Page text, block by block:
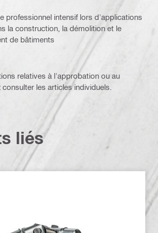
professionnel intensif lors d'applications
la construction, la démolition et le
de bâtiments
relatives à l'approbation ou au
les articles individuels.
liés